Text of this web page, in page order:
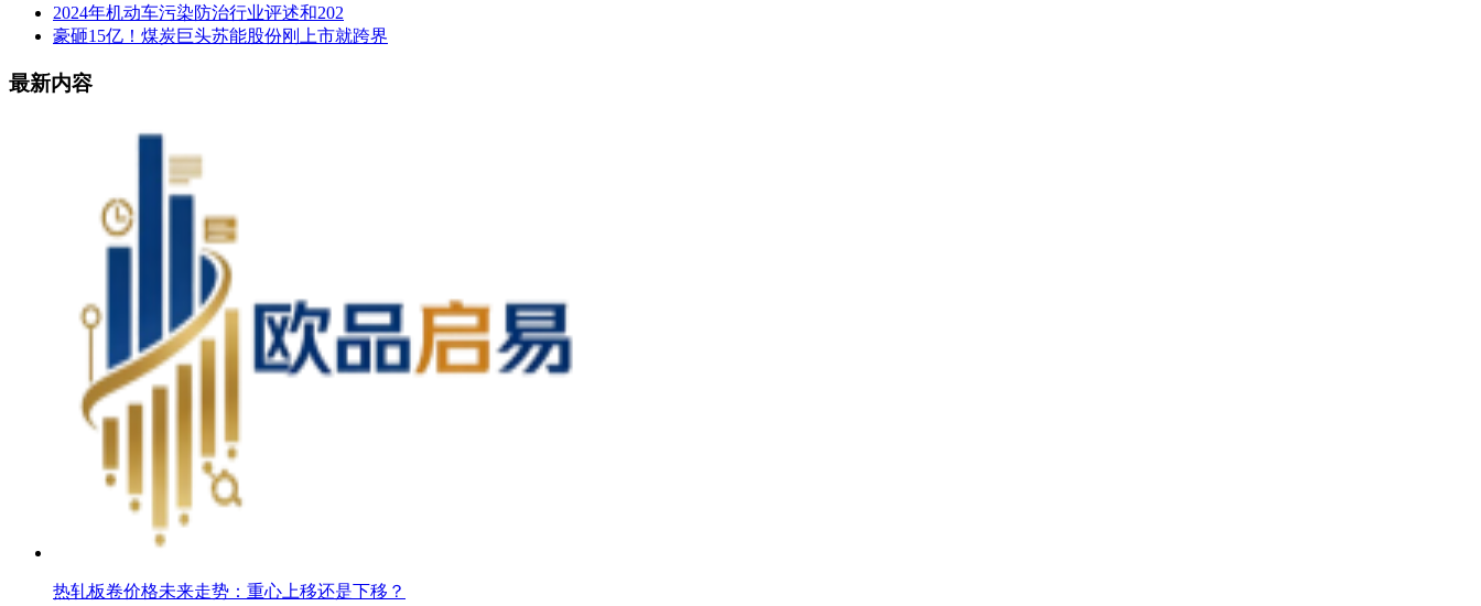
2024年机动车污染防治行业评述和202
豪砸15亿！煤炭巨头苏能股份刚上市就跨界
最新内容
热轧板卷价格未来走势：重心上移还是下移？